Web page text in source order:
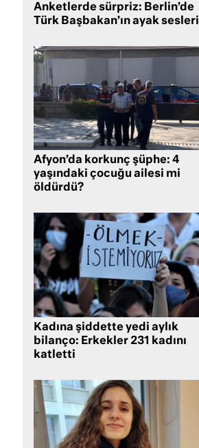
Anketlerde sürpriz: Berlin’de
Türk Başbakan’ın ayak sesleri
Afyon’da korkunç şüphe: 4
yaşındaki çocuğu ailesi mi
öldürdü?
Kadına şiddette yedi aylık
bilanço: Erkekler 231 kadını
katletti